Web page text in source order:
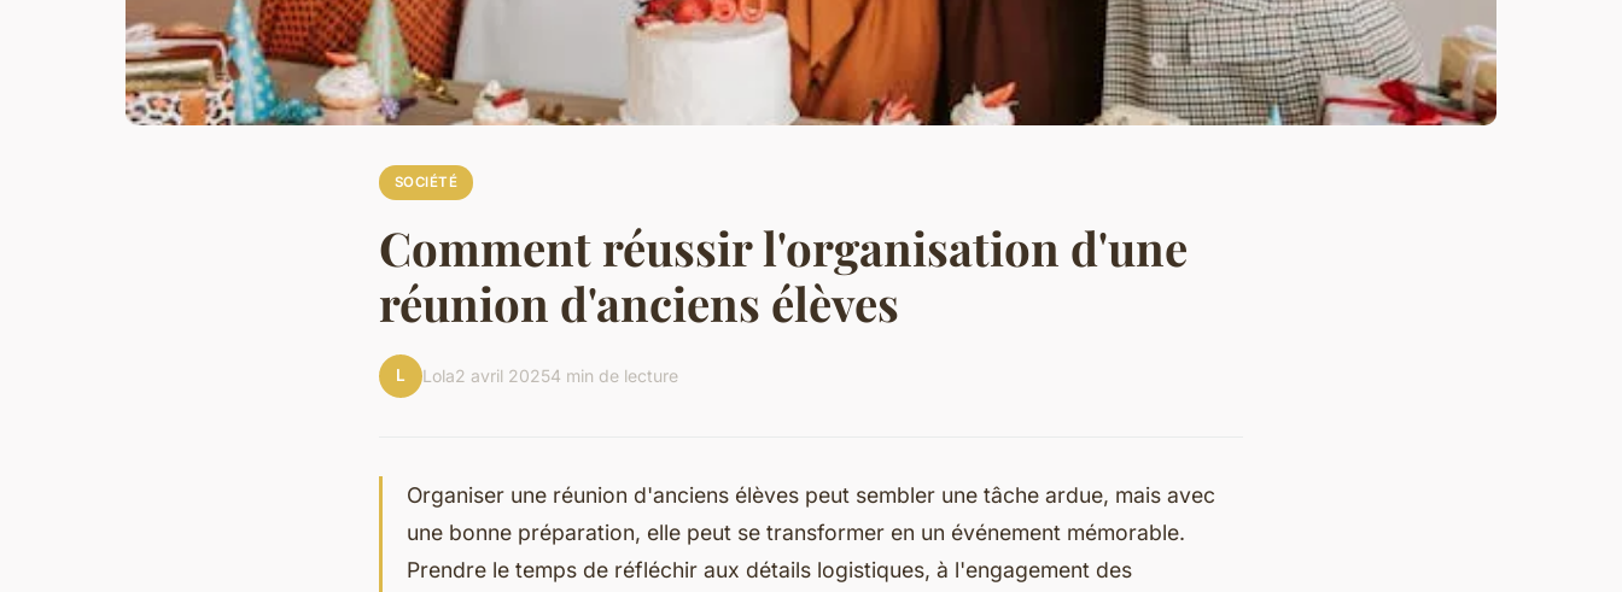
SOCIÉTÉ
Comment réussir l'organisation d'une
réunion d'anciens élèves
L Lola2 avril 20254 min de lecture
Organiser une réunion d'anciens élèves peut sembler une tâche ardue, mais avec
une bonne préparation, elle peut se transformer en un événement mémorable.
Prendre le temps de réfléchir aux détails logistiques, à l'engagement des